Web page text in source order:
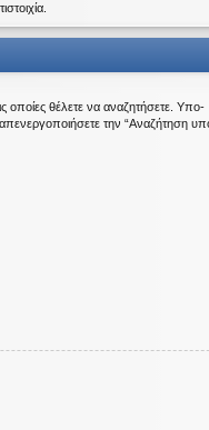
οποίες θέλετε να αναζητήσετε. Υπο-
την “Αναζήτηση